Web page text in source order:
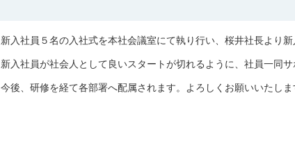
新入社員５名の入社式を本社会議室にて執り行い、桜井社長より新
新入社員が社会人として良いスタートが切れるように、社員一同サ
今後、研修を経て各部署へ配属されます。よろしくお願いいたしま